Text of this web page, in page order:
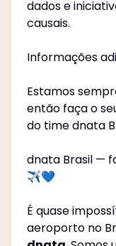
dados e
causais.
Informações
Estamos
então faça o
do time dnata
dnata Brasil —
✈️💙
É quase
aeroporto no